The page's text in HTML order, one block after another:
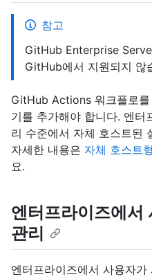
참고
GitHub Enterprise
GitHub에서 지원되지 않
GitHub Actions 워크플로
기를 추가해야 합니다. 엔터
리 수준에서 자체 호스트된
자세한 내용은 자체 호스트
요.
엔터프라이즈에서
관리
엔터프라이즈에서 사용자